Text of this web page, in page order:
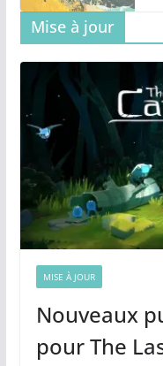
Mise à jour
MISE À JOUR
Nouveaux
pour The